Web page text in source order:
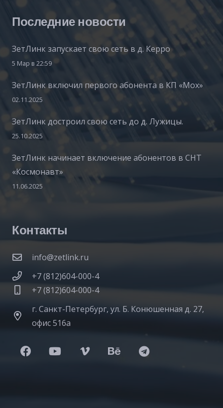
Последние новости
ЗетЛинк запускает свою сеть в д. Керро
5 Мар в 22:59
ЗетЛинк включил первого абонента в КП «Мох»
02.11.2025
ЗетЛинк достроил свою сеть до д. Лужицы.
25.10.2025
ЗетЛинк начинает включение абонентов в СНТ
«Космонавт»
11.06.2025
Контакты
info@zetlink.ru
+7 (812)604-000-4
+7 (812)604-000-4
г. Санкт-Петербург, ул. Б. Конюшенная д. 27,
офис 516а